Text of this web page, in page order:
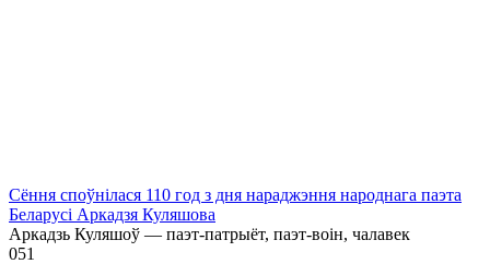
Сёння споўнілася 110 год з дня нараджэння народнага паэта
Беларусі Аркадзя Куляшова
Аркадзь Куляшоў — паэт-патрыёт, паэт-воін, чалавек
051